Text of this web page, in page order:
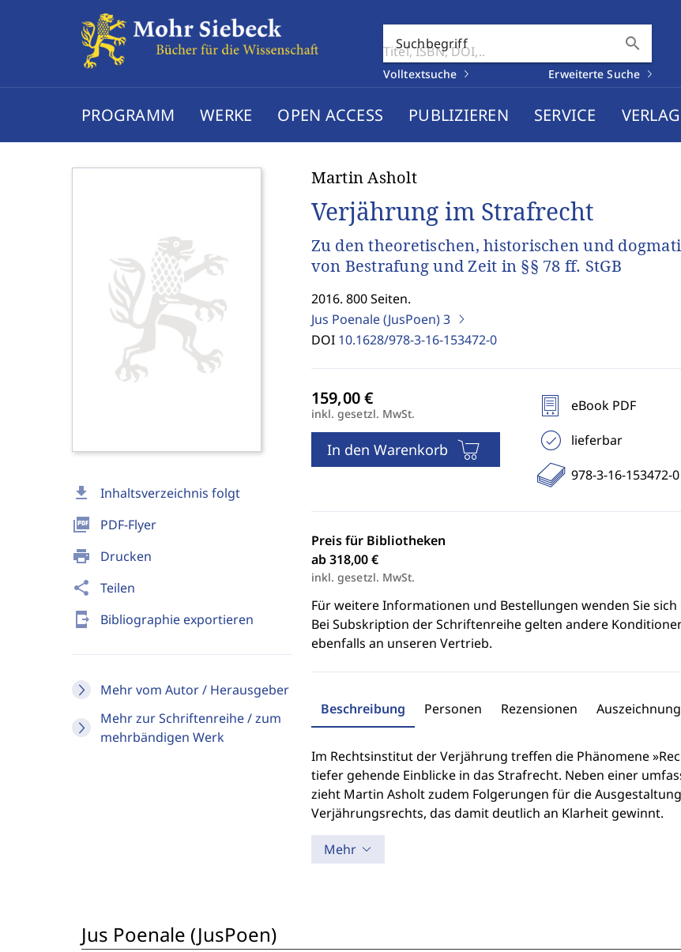
Suchbegriff search
Volltextsuche Erweiterte Suche
PROGRAMM WERKE OPEN ACCESS PUBLIZIEREN SERVICE VERLAG
download Inhaltsverzeichnis folgt
picture_as_pdf PDF-Flyer
print Drucken
share Teilen
send_to_mobile Bibliographie exportieren
Mehr vom Autor / Herausgeber
Mehr zur Schriftenreihe / zum
mehrbändigen Werk
Martin Asholt
Verjährung im Strafrecht
Zu den theoretischen, historischen und
von Bestrafung und Zeit in §§ 78 ff. StGB
2016. 800 Seiten.
Jus Poenale (JusPoen)3
DOI 10.1628/978-3-16-153472-0
inkl. gesetzl. MwSt.
In den Warenkorb
eBook PDF
lieferbar
978-3-16-153472-0
Preis für Bibliotheken
ab 318,00 €
inkl. gesetzl. MwSt.
Für weitere Informationen und Bestellungen wenden Sie
Bei Subskription der Schriftenreihe gelten andere
ebenfalls an unseren Vertrieb.
Beschreibung Personen Rezensionen
Im Rechtsinstitut der Verjährung treffen die Phänomene
tiefer gehende Einblicke in das Strafrecht. Neben einer
zieht Martin Asholt zudem Folgerungen für die
Verjährungsrechts, das damit deutlich an Klarheit gewinnt.
Mehr
Jus Poenale (JusPoen)